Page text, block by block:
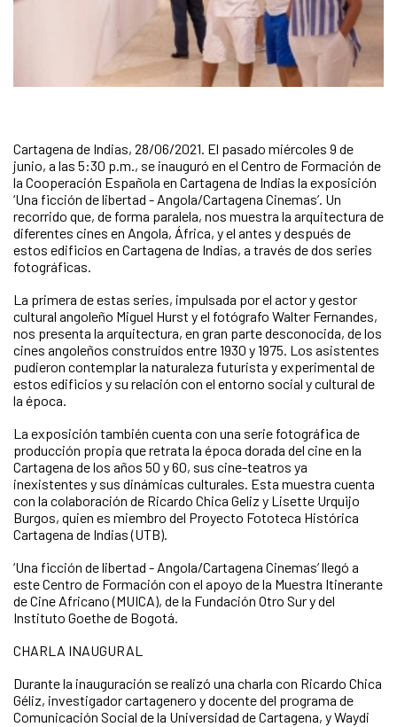
Cartagena de Indias, 28/06/2021. El pasado miércoles 9 de
junio, a las 5:30 p.m., se inauguró en el Centro de Formación de
la Cooperación Española en Cartagena de Indias la exposición
‘Una ficción de libertad - Angola/Cartagena Cinemas’. Un
recorrido que, de forma paralela, nos muestra la arquitectura de
diferentes cines en Angola, África, y el antes y después de
estos edificios en Cartagena de Indias, a través de dos series
fotográficas.
La primera de estas series, impulsada por el actor y gestor
cultural angoleño Miguel Hurst y el fotógrafo Walter Fernandes,
nos presenta la arquitectura, en gran parte desconocida, de los
cines angoleños construidos entre 1930 y 1975. Los asistentes
pudieron contemplar la naturaleza futurista y experimental de
estos edificios y su relación con el entorno social y cultural de
la época.
La exposición también cuenta con una serie fotográfica de
producción propia que retrata la época dorada del cine en la
Cartagena de los años 50 y 60, sus cine-teatros ya
inexistentes y sus dinámicas culturales. Esta muestra cuenta
con la colaboración de Ricardo Chica Geliz y Lisette Urquijo
Burgos, quien es miembro del Proyecto Fototeca Histórica
Cartagena de Indias (UTB).
‘Una ficción de libertad - Angola/Cartagena Cinemas’ llegó a
este Centro de Formación con el apoyo de la Muestra Itinerante
de Cine Africano (MUICA), de la Fundación Otro Sur y del
Instituto Goethe de Bogotá.
CHARLA INAUGURAL
Durante la inauguración se realizó una charla con Ricardo Chica
Géliz, investigador cartagenero y docente del programa de
Comunicación Social de la Universidad de Cartagena, y Waydi